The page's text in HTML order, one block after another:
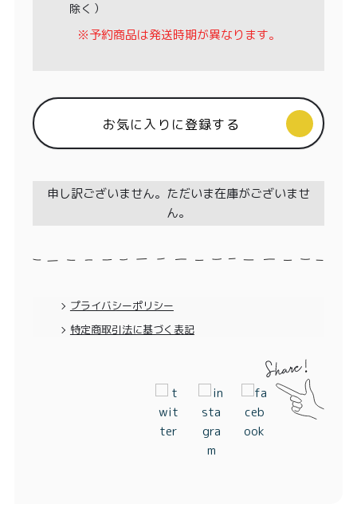
除く）
※予約商品は発送時期が異なります。
お気に入りに登録する
申し訳ございません。ただいま在庫がございませ
ん。
プライバシーポリシー
特定商取引法に基づく表記